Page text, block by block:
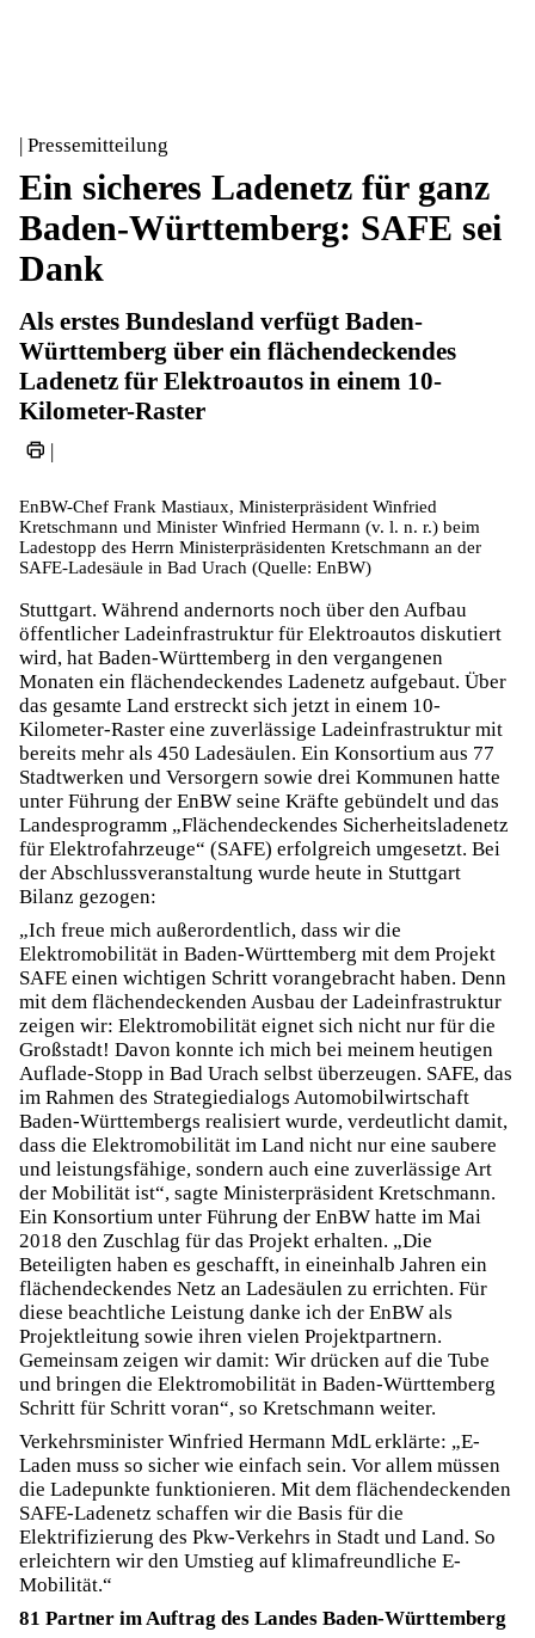
| Pressemitteilung
Ein sicheres Ladenetz für ganz
Baden-Württemberg: SAFE sei
Dank
Als erstes Bundesland verfügt Baden-
Württemberg über ein flächendeckendes
Ladenetz für Elektroautos in einem 10-
Kilometer-Raster
|
EnBW-Chef Frank Mastiaux, Ministerpräsident Winfried
Kretschmann und Minister Winfried Hermann (v. l. n. r.) beim
Ladestopp des Herrn Ministerpräsidenten Kretschmann an der
SAFE-Ladesäule in Bad Urach (Quelle: EnBW)
Stuttgart. Während andernorts noch über den Aufbau
öffentlicher Ladeinfrastruktur für Elektroautos diskutiert
wird, hat Baden-Württemberg in den vergangenen
Monaten ein flächendeckendes Ladenetz aufgebaut. Über
das gesamte Land erstreckt sich jetzt in einem 10-
Kilometer-Raster eine zuverlässige Ladeinfrastruktur mit
bereits mehr als 450 Ladesäulen. Ein Konsortium aus 77
Stadtwerken und Versorgern sowie drei Kommunen hatte
unter Führung der EnBW seine Kräfte gebündelt und das
Landesprogramm „Flächendeckendes Sicherheitsladenetz
für Elektrofahrzeuge“ (SAFE) erfolgreich umgesetzt. Bei
der Abschlussveranstaltung wurde heute in Stuttgart
Bilanz gezogen:
„Ich freue mich außerordentlich, dass wir die
Elektromobilität in Baden-Württemberg mit dem Projekt
SAFE einen wichtigen Schritt vorangebracht haben. Denn
mit dem flächendeckenden Ausbau der Ladeinfrastruktur
zeigen wir: Elektromobilität eignet sich nicht nur für die
Großstadt! Davon konnte ich mich bei meinem heutigen
Auflade-Stopp in Bad Urach selbst überzeugen. SAFE, das
im Rahmen des Strategiedialogs Automobilwirtschaft
Baden-Württembergs realisiert wurde, verdeutlicht damit,
dass die Elektromobilität im Land nicht nur eine saubere
und leistungsfähige, sondern auch eine zuverlässige Art
der Mobilität ist“, sagte Ministerpräsident Kretschmann.
Ein Konsortium unter Führung der EnBW hatte im Mai
2018 den Zuschlag für das Projekt erhalten. „Die
Beteiligten haben es geschafft, in eineinhalb Jahren ein
flächendeckendes Netz an Ladesäulen zu errichten. Für
diese beachtliche Leistung danke ich der EnBW als
Projektleitung sowie ihren vielen Projektpartnern.
Gemeinsam zeigen wir damit: Wir drücken auf die Tube
und bringen die Elektromobilität in Baden-Württemberg
Schritt für Schritt voran“, so Kretschmann weiter.
Verkehrsminister Winfried Hermann MdL erklärte: „E-
Laden muss so sicher wie einfach sein. Vor allem müssen
die Ladepunkte funktionieren. Mit dem flächendeckenden
SAFE-Ladenetz schaffen wir die Basis für die
Elektrifizierung des Pkw-Verkehrs in Stadt und Land. So
erleichtern wir den Umstieg auf klimafreundliche E-
Mobilität.“
81 Partner im Auftrag des Landes Baden-Württemberg